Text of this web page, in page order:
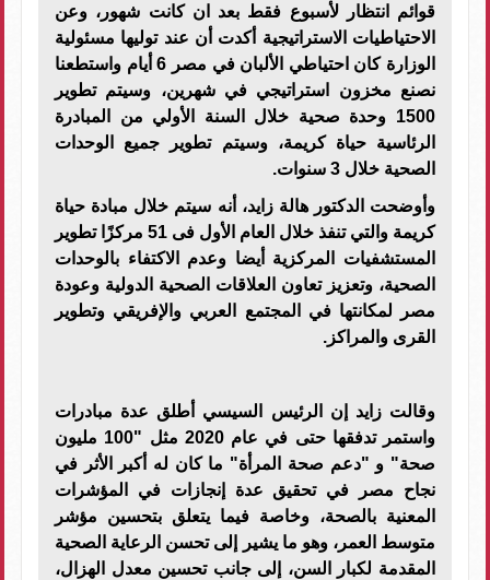
قوائم انتظار لأسبوع فقط بعد ان كانت شهور، وعن
الاحتياطيات الاستراتيجية أكدت أن عند توليها مسئولية
الوزارة كان احتياطي الألبان في مصر 6 أيام واستطعنا
نصنع مخزون استراتيجي في شهرين، وسيتم تطوير
1500 وحدة صحية خلال السنة الأولي من المبادرة
الرئاسية حياة كريمة، وسيتم تطوير جميع الوحدات
الصحية خلال 3 سنوات.
وأوضحت الدكتور هالة زايد، أنه سيتم خلال مبادة حياة
كريمة والتي تنفذ خلال العام الأول فى 51 مركزًا تطوير
المستشفيات المركزية أيضا وعدم الاكتفاء بالوحدات
الصحية، وتعزيز تعاون العلاقات الصحية الدولية وعودة
مصر لمكانتها في المجتمع العربي والإفريقي وتطوير
القرى والمراكز.
وقالت زايد إن الرئيس السيسي أطلق عدة مبادرات
واستمر تدفقها حتى في عام 2020 مثل "100 مليون
صحة" و "دعم صحة المرأة" ما كان له أكبر الأثر في
نجاح مصر في تحقيق عدة إنجازات في المؤشرات
المعنية بالصحة، وخاصة فيما يتعلق بتحسين مؤشر
متوسط العمر، وهو ما يشير إلى تحسن الرعاية الصحية
المقدمة لكبار السن، إلى جانب تحسين معدل الهزال،